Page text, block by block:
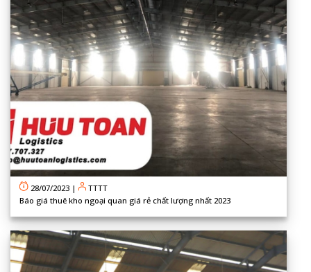
28/07/2023 |
TTTT
Báo giá thuê kho ngoại quan giá rẻ chất lượng nhất 2023